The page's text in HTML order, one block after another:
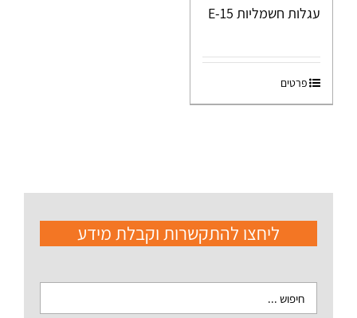
עגלות חשמליות E-15
פרטים
ליחצו להתקשרות וקבלת מידע